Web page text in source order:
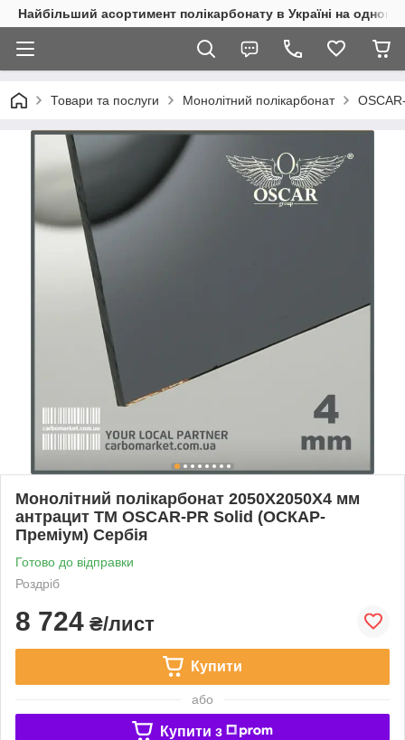
Найбільший асортимент полікарбонату в Україні на одному
Товари та послуги Монолітний полікарбонат
Монолітний полікарбонат 2050Х2050Х4 мм
антрацит TM OSCAR-PR Solid (ОСКАР-
Преміум) Сербія
Готово до відправки
Роздріб
8 724 ₴/лист
Купити
або
Купити з